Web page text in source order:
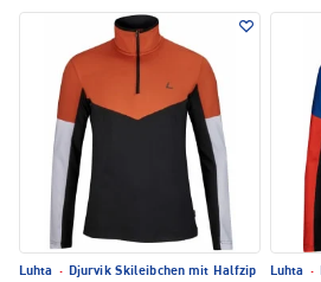
Luhta ·
Djurvik Skileibchen mit Halfzip
Luhta ·